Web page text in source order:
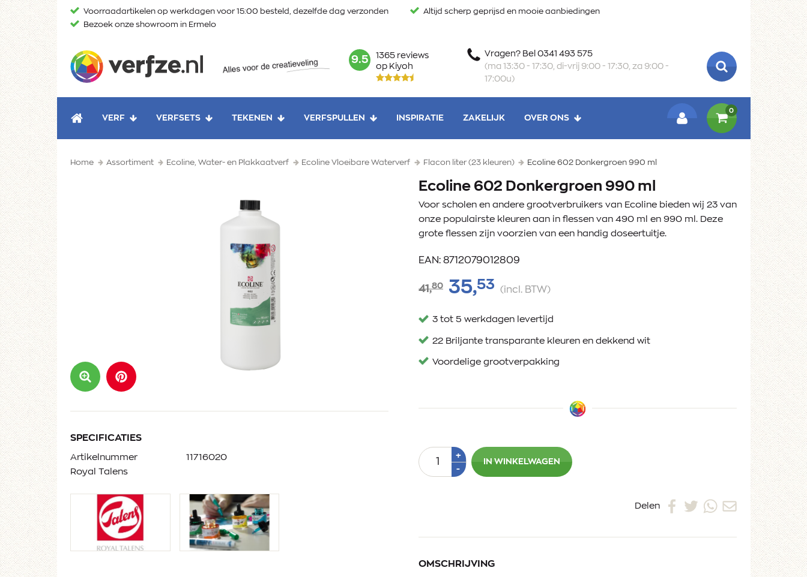
naar
Voorraadartikelen op werkdagen voor 15:00 besteld, dezelfde dag verzonden
Altijd scherp geprijsd en mooie aanbiedingen
Bezoek onze showroom in Ermelo
mark:
9.5
1365 reviews
op Kiyoh
Vragen? Bel 0341 493 575
(ma 13:30 - 17:30, di-vrij 9:00 - 17:30, za 9:00 -
17:00u)
ZOEKEN
HOME
VERF VERFSETS TEKENEN VERFSPULLEN INSPIRATIE ZAKELIJK
OVER ONS
0
Home Assortiment Ecoline, Water- en Plakkaatverf Ecoline Vloeibare Waterverf Flacon liter (23 kleuren) Ecoline 602 Donkergroen 990 ml
SPECIFICATIES
Artikelnummer
Royal Talens
11716020
Ecoline 602 Donkergroen 990 ml
Voor scholen en andere grootverbruikers van Ecoline bieden wij 23 van
onze populairste kleuren aan in flessen van 490 ml en 990 ml. Deze
grote flessen zijn voorzien van een handig doseertuitje.
EAN: 8712079012809
41,80 35,53 (incl. BTW)
3 tot 5 werkdagen levertijd
22 Briljante transparante kleuren en dekkend wit
Voordelige grootverpakking
Aantal +Plus
1
-Min
IN WINKELWAGEN
Delen
OMSCHRIJVING